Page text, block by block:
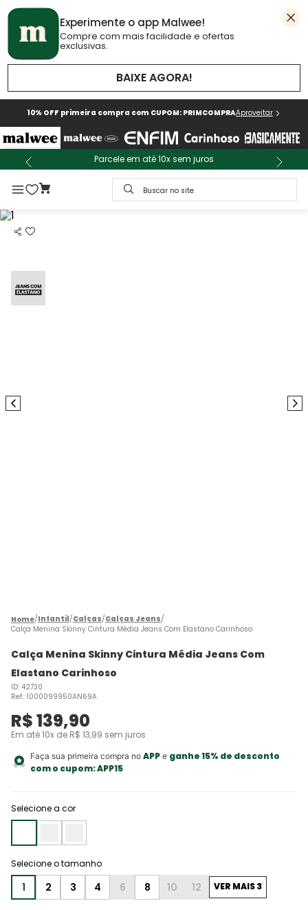
Experimente o app Malwee!
Compre com mais facilidade e ofertas
exclusivas.
BAIXE AGORA!
10% OFF primeira compra com CUPOM: PRIMCOMPRAAproveitar
Parcele em até 10x sem juros
Buscar no site
Infantil Calças Calças Jeans
Calça Menina Skinny Cintura Média Jeans Com Elastano Carinhoso
Calça Menina Skinny Cintura Média Jeans Com
Elastano Carinhoso
ID: 42730
Ref.: 1000099950AN69A
R$139,90
Em até10x de R$ 13,99 sem juros
Faça sua primeira compra no APPe ganhe 15% de desconto
com o cupom:APP15
Selecione a cor
1 2 3 4 6 8 10 12 VER MAIS 3